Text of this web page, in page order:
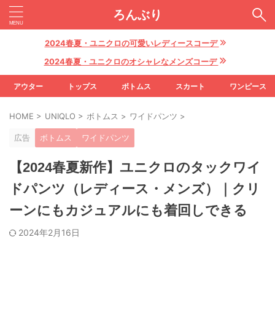
ろんぶり
2024春夏・ユニクロの可愛いレディースコーデ
2024春夏・ユニクロのオシャレなメンズコーデ
アウター トップス ボトムス スカート ワンピース
HOME > UNIQLO > ボトムス > ワイドパンツ >
広告 ボトムス ワイドパンツ
【2024春夏新作】ユニクロのタックワイ
ドパンツ（レディース・メンズ）｜クリ
ーンにもカジュアルにも着回しできる
2024年2月16日